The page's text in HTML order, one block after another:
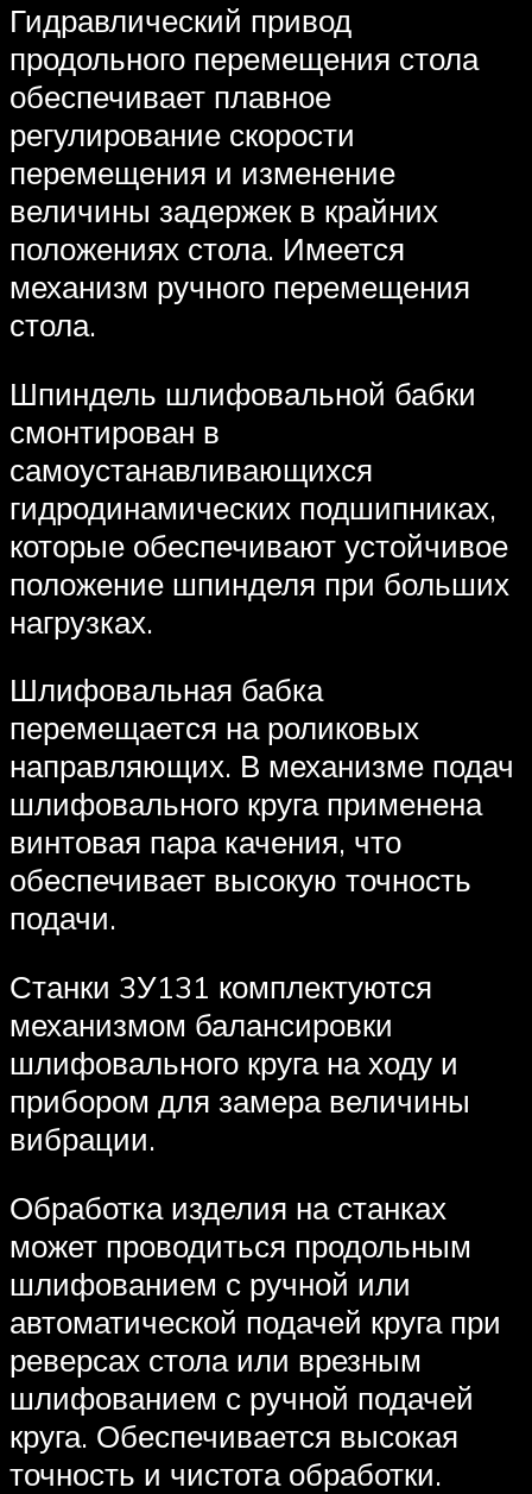
Гидравлический привод
продольного перемещения стола
обеспечивает плавное
регулирование скорости
перемещения и изменение
величины задержек в крайних
положениях стола. Имеется
механизм ручного перемещения
стола.
Шпиндель шлифовальной бабки
смонтирован в
самоустанавливающихся
гидродинамических подшипниках,
которые обеспечивают устойчивое
положение шпинделя при больших
нагрузках.
Шлифовальная бабка
перемещается на роликовых
направляющих. В механизме подач
шлифовального круга применена
винтовая пара качения, что
обеспечивает высокую точность
подачи.
Станки 3У131 комплектуются
механизмом балансировки
шлифовального круга на ходу и
прибором для замера величины
вибрации.
Обработка изделия на станках
может проводиться продольным
шлифованием с ручной или
автоматической подачей круга при
реверсах стола или врезным
шлифованием с ручной подачей
круга. Обеспечивается высокая
точность и чистота обработки.